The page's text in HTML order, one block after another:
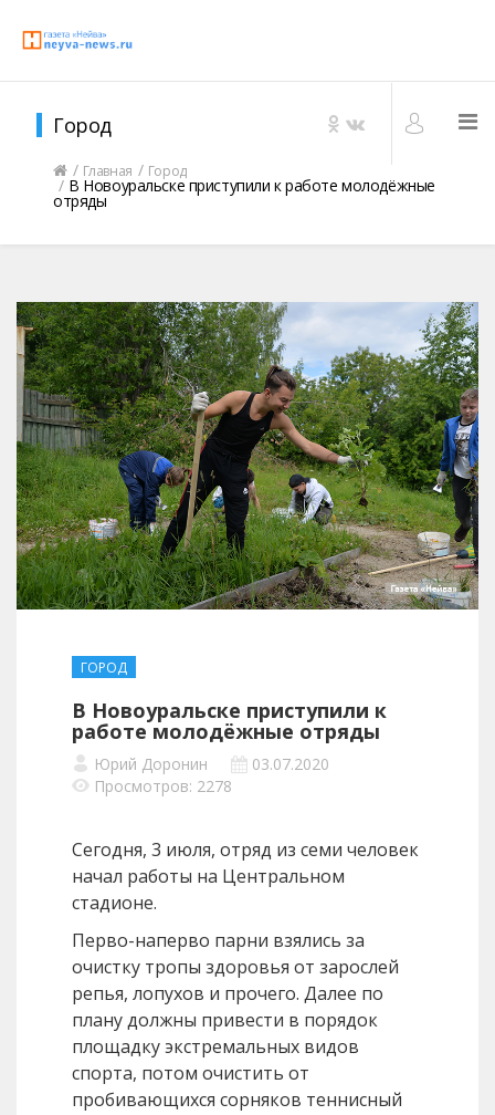
Город
Главная Город
В Новоуральске приступили к работе молодёжные
отряды
ГОРОД
В Новоуральске приступили к
работе молодёжные отряды
Юрий Доронин
03.07.2020
Просмотров: 2278
Сегодня, 3 июля, отряд из семи человек
начал работы на Центральном
стадионе.
Перво-наперво парни взялись за
очистку тропы здоровья от зарослей
репья, лопухов и прочего. Далее по
плану должны привести в порядок
площадку экстремальных видов
спорта, потом очистить от
пробивающихся сорняков теннисный